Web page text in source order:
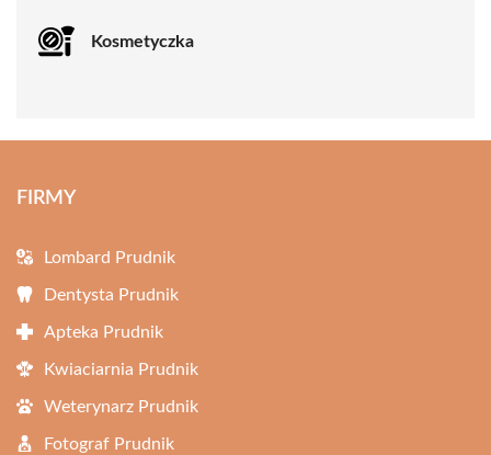
Kosmetyczka
FIRMY
Lombard Prudnik
Dentysta Prudnik
Apteka Prudnik
Kwiaciarnia Prudnik
Weterynarz Prudnik
Fotograf Prudnik